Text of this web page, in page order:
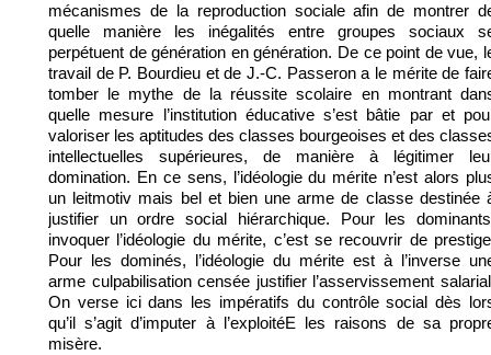
mécanismes de la reproduction sociale afin de montrer
quelle manière les inégalités entre groupes sociaux
perpétuent de génération en génération. De ce point de vue,
travail de P. Bourdieu et de J.-C. Passeron a le mérite de
tomber le mythe de la réussite scolaire en montrant
quelle mesure l’institution éducative s’est bâtie par et
valoriser les aptitudes des classes bourgeoises et des
intellectuelles supérieures, de manière à légitimer
domination. En ce sens, l’idéologie du mérite n’est alors
un leitmotiv mais bel et bien une arme de classe destinée
justifier un ordre social hiérarchique. Pour les
invoquer l’idéologie du mérite, c’est se recouvrir de
Pour les dominés, l’idéologie du mérite est à l’inverse
arme culpabilisation censée justifier l’asservissement
On verse ici dans les impératifs du contrôle social dès
qu’il s’agit d’imputer à l’exploitéE les raisons de sa
misère.